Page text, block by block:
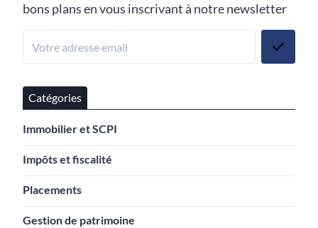
bons plans en vous inscrivant à notre newsletter
Catégories
Immobilier et SCPI
Impôts et fiscalité
Placements
Gestion de patrimoine